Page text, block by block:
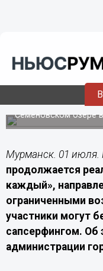
В Мурманске
занятия
ОВЗ
Дети и взрослые
Семёновском озере
Мурманск. 01 июля.
продолжается
каждый»,
ограниченными
участники могут
сапсерфингом.
администрации